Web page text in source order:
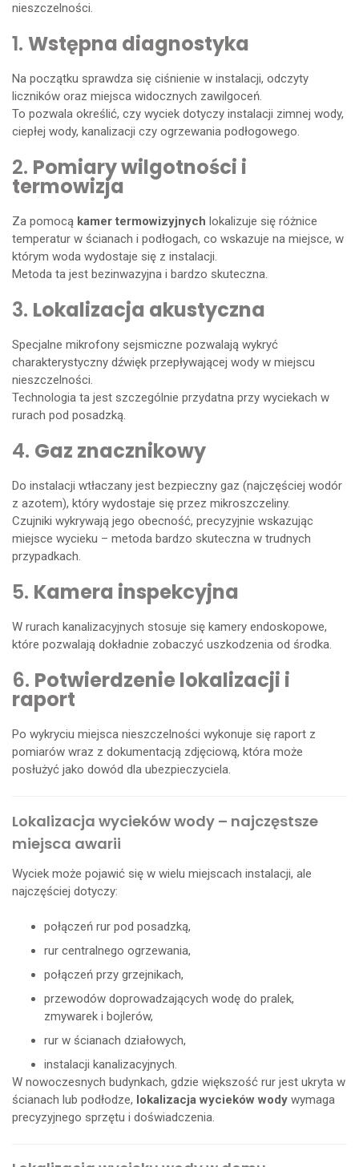
nieszczelności.
1. Wstępna diagnostyka
Na początku sprawdza się ciśnienie w instalacji, odczyty
liczników oraz miejsca widocznych zawilgoceń.
To pozwala określić, czy wyciek dotyczy instalacji zimnej wody,
ciepłej wody, kanalizacji czy ogrzewania podłogowego.
2. Pomiary wilgotności i
termowizja
Za pomocą kamer termowizyjnych lokalizuje się różnice
temperatur w ścianach i podłogach, co wskazuje na miejsce, w
którym woda wydostaje się z instalacji.
Metoda ta jest bezinwazyjna i bardzo skuteczna.
3. Lokalizacja akustyczna
Specjalne mikrofony sejsmiczne pozwalają wykryć
charakterystyczny dźwięk przepływającej wody w miejscu
nieszczelności.
Technologia ta jest szczególnie przydatna przy wyciekach w
rurach pod posadzką.
4. Gaz znacznikowy
Do instalacji wtłaczany jest bezpieczny gaz (najczęściej wodór
z azotem), który wydostaje się przez mikroszczeliny.
Czujniki wykrywają jego obecność, precyzyjnie wskazując
miejsce wycieku – metoda bardzo skuteczna w trudnych
przypadkach.
5. Kamera inspekcyjna
W rurach kanalizacyjnych stosuje się kamery endoskopowe,
które pozwalają dokładnie zobaczyć uszkodzenia od środka.
6. Potwierdzenie lokalizacji i
raport
Po wykryciu miejsca nieszczelności wykonuje się raport z
pomiarów wraz z dokumentacją zdjęciową, która może
posłużyć jako dowód dla ubezpieczyciela.
Lokalizacja wycieków wody – najczęstsze
miejsca awarii
Wyciek może pojawić się w wielu miejscach instalacji, ale
najczęściej dotyczy:
połączeń rur pod posadzką,
rur centralnego ogrzewania,
połączeń przy grzejnikach,
przewodów doprowadzających wodę do pralek,
zmywarek i bojlerów,
rur w ścianach działowych,
instalacji kanalizacyjnych.
W nowoczesnych budynkach, gdzie większość rur jest ukryta w
ścianach lub podłodze, lokalizacja wycieków wody wymaga
precyzyjnego sprzętu i doświadczenia.